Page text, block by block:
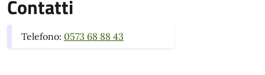
Contatti
Telefono: 0573 68 88 43